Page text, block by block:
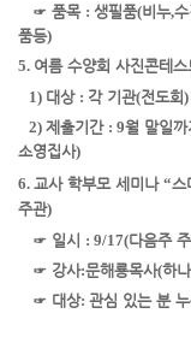
☞ 품목 : 생필품(비누,수
품등)
5. 여름 수양회 사진콘테스
1) 대상 : 각 기관(전도회)
2) 제출기간 : 9월 말일까
소영집사)
6. 교사 학부모 세미나 “스
주관)
☞ 일시 : 9/17(다음주
☞ 강사:문해룡목사(하
☞ 대상: 관심 있는 분